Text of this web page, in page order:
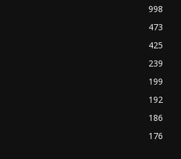
998
473
425
239
199
192
186
176